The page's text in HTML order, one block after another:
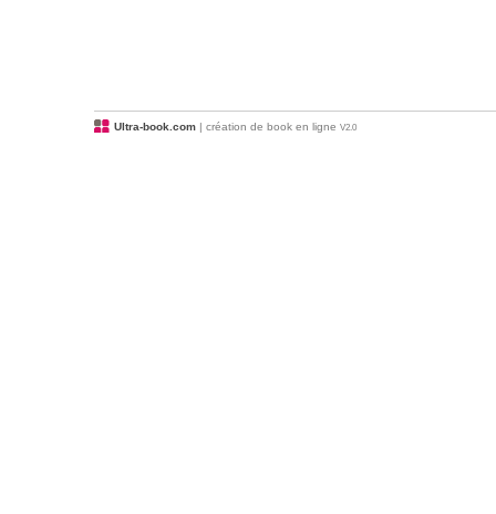
Ultra-book.com | création de book en ligne V2.0